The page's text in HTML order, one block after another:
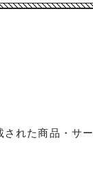
れた商品・サ